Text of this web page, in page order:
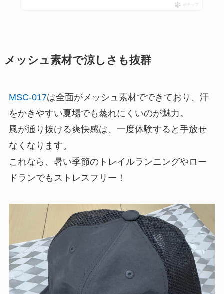
ポチップ
メッシュ素材で涼しさも抜群
MSC-017は全面がメッシュ素材でできており、汗
をかきやすい夏場でも蒸れにくいのが魅力。
風が通り抜ける爽快感は、一度体験すると手放せ
なくなります。
これなら、暑い季節のトレイルランニングやロー
ドランでもストレスフリー！